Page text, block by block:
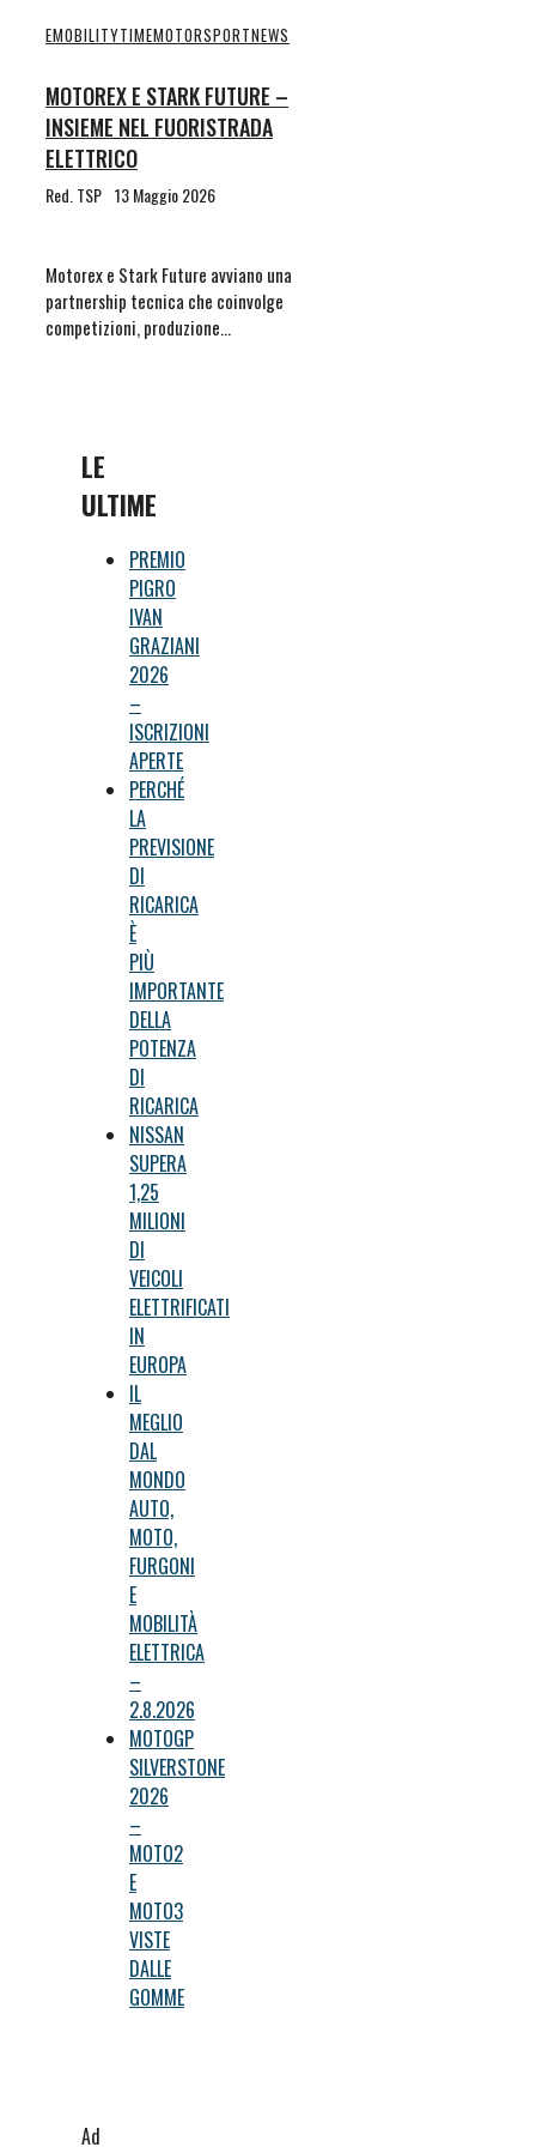
EMOBILITYTIMEMOTORSPORTNEWS
MOTOREX E STARK FUTURE –
INSIEME NEL FUORISTRADA
ELETTRICO
Red. TSP 13 Maggio 2026
Motorex e Stark Future avviano una
partnership tecnica che coinvolge
competizioni, produzione…
LE
ULTIME
PREMIO
PIGRO
IVAN
GRAZIANI
2026
–
ISCRIZIONI
APERTE
PERCHÉ
LA
PREVISIONE
DI
RICARICA
È
PIÙ
IMPORTANTE
DELLA
POTENZA
DI
RICARICA
NISSAN
SUPERA
1,25
MILIONI
DI
VEICOLI
ELETTRIFICATI
IN
EUROPA
IL
MEGLIO
DAL
MONDO
AUTO,
MOTO,
FURGONI
E
MOBILITÀ
ELETTRICA
–
2.8.2026
MOTOGP
SILVERSTONE
2026
–
MOTO2
E
MOTO3
VISTE
DALLE
GOMME
Ad